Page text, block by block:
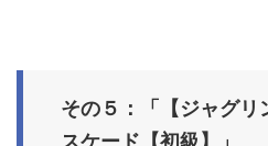
その５：「【ジャグリ
スケード【初級】」